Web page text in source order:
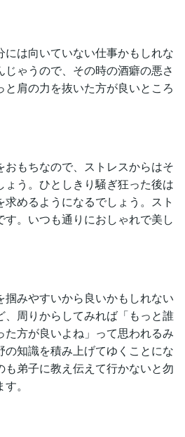
は向いていない仕事かもしれな
ゃうので、その時の酒癖の悪さ
肩の力を抜いた方が良いところ
もちなので、ストレスからはそ
ょう。ひとしきり騒ぎ狂った後は
めるようになるでしょう。スト
す。いつも通りにおしゃれで美し
みやすいから良いかもしれない
、周りからしてみれば「もっと誰
方が良いよね」って思われるみ
の知識を積み上げてゆくことにな
も弟子に教え伝えて行かないと勿
。